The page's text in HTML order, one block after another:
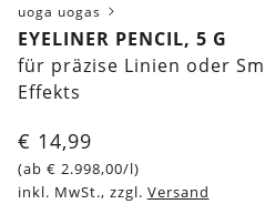
uoga uogas
EYELINER PENCIL, 5 G
für präzise Linien oder
Effekts
€ 14,99
(ab € 2.998,00/l)
inkl. MwSt., zzgl. Versand